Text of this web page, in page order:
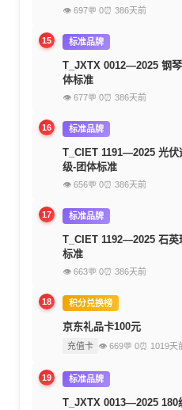
👁 697💬 0⏰ 386天前
15 标准品牌
T_JXTX 0012—2025 钢
体标准
👁 677💬 0⏰ 386天前
16 标准品牌
T_CIET 1191—2025 光伏
级-团体标准
👁 656💬 0⏰ 386天前
17 标准品牌
T_CIET 1192—2025 石英
标准
👁 663💬 0⏰ 386天前
18 积分兑换榜
京东礼品卡100元
充值卡 👁 669💬 0⏰ 1019天
19 标准品牌
T_JXTX 0013—2025 180